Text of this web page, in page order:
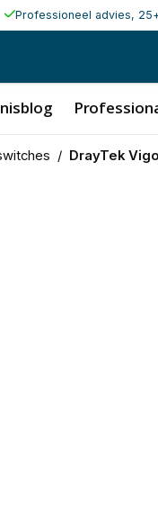
Professioneel advies,
/ DrayTek